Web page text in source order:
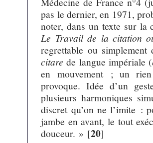
pas le dernier, en 1971,
noter, dans un texte sur la
Le Travail de la citation
regrettable ou
citare de langue impériale (
en mouvement ; un
provoque. Idée d’un
plusieurs harmoniques
discret qu’on ne l’imite :
jambe en avant, le tout
douceur. » [20]